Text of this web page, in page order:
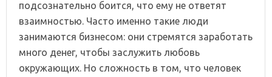
подсознательно боится, что ему не ответят
взаимностью. Часто именно такие люди
занимаются бизнесом: они стремятся заработать
много денег, чтобы заслужить любовь
окружающих. Но сложность в том, что человек